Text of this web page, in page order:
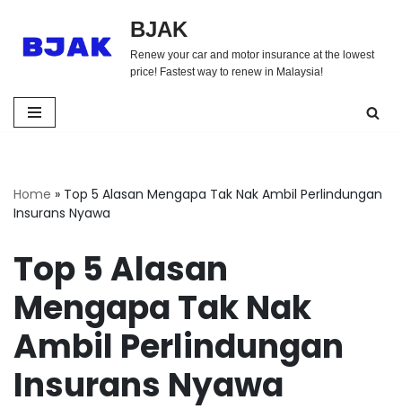
Skip
BJAK
Renew your car and motor insurance at the lowest
price! Fastest way to renew in Malaysia!
Home » Top 5 Alasan Mengapa Tak Nak Ambil Perlindungan
Insurans Nyawa
Top 5 Alasan
Mengapa Tak Nak
Ambil Perlindungan
Insurans Nyawa